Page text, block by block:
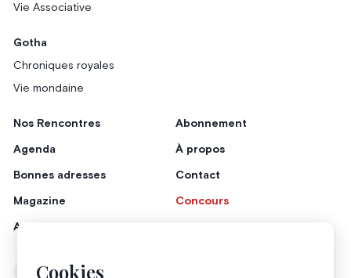
Cookies
Vie Associative
Gotha
Chroniques royales
Vie mondaine
Nos Rencontres
Agenda
Bonnes adresses
Magazine
Annonceurs
Abonnement
À propos
Contact
Concours
Instagram